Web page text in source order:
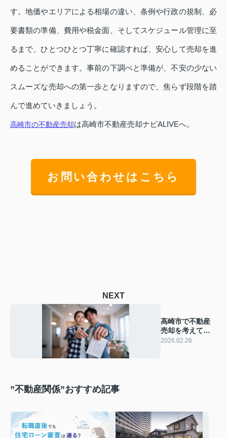
す。地価やエリアによる相場の違い、条例や行政の規制、必
要書類の準備、費用や税金面、そしてスケジュール管理に至
るまで、ひとつひとつ丁寧に確認すれば、安心して売却を進
めることができます。事前の下調べと準備が、不安の少ない
スムーズな売却への第一歩となりますので、焦らず段階を踏
んで進めていきましょう。
高崎市の不動産売却は高崎市不動産売却ナビALIVEへ。
お問い合わせはこちら
NEXT
高崎市で不動産
売却を考えてい
ますか 売主準
2026.02.26
”不動産関係”おすすめ記事